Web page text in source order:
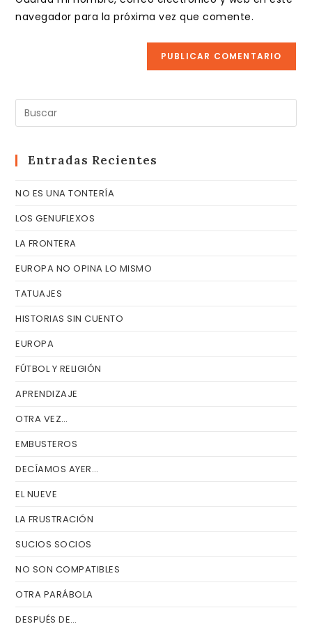
comentar
navegador para la próxima vez que comente.
Entradas Recientes
NO ES UNA TONTERÍA
LOS GENUFLEXOS
LA FRONTERA
EUROPA NO OPINA LO MISMO
TATUAJES
HISTORIAS SIN CUENTO
EUROPA
FÚTBOL Y RELIGIÓN
APRENDIZAJE
OTRA VEZ…
EMBUSTEROS
DECÍAMOS AYER…
EL NUEVE
LA FRUSTRACIÓN
SUCIOS SOCIOS
NO SON COMPATIBLES
OTRA PARÁBOLA
DESPUÉS DE…